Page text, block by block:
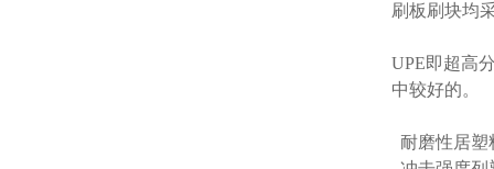
刷板刷块均
UPE即超高
中较好的。
耐磨性居塑